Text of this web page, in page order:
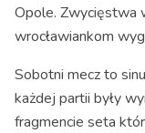
Opole. Zwycięstwa
wrocławiankom
Sobotni mecz to
każdej partii były
fragmencie seta